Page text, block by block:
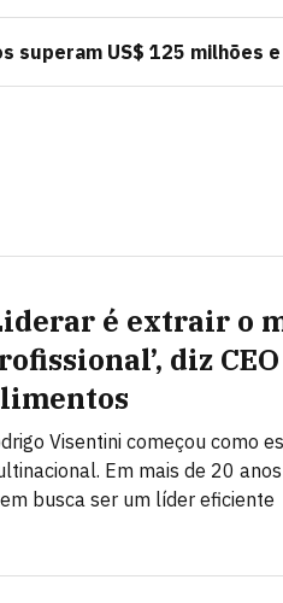
superam US$ 125 milhões
é extrair o
diz
Visentini começou como
Em mais de 20
busca ser um líder eficiente